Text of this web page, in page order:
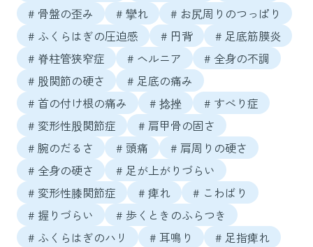
# 骨盤の歪み
# 攣れ
# お尻周りのつっぱり
# ふくらはぎの圧迫感
# 円背
# 足底筋膜炎
# 脊柱管狭窄症
# ヘルニア
# 全身の不調
# 股関節の硬さ
# 足底の痛み
# 首の付け根の痛み
# 捻挫
# すべり症
# 変形性股関節症
# 肩甲骨の固さ
# 腕のだるさ
# 頭痛
# 肩周りの硬さ
# 全身の硬さ
# 足が上がりづらい
# 変形性膝関節症
# 痺れ
# こわばり
# 握りづらい
# 歩くときのふらつき
# ふくらはぎのハリ
# 耳鳴り
# 足指痺れ